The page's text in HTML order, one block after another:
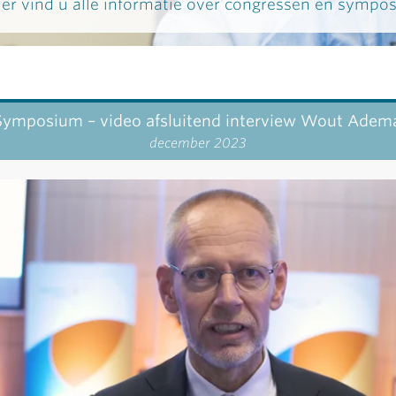
vind u alle informatie over congressen en
– video afsluitend interview Wout
december 2023